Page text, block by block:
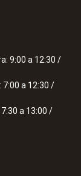
9:00 a 12:30 /
a 12:30 /
a 13:00 /